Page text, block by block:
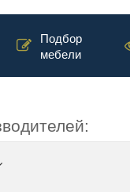
Подбор
мебели